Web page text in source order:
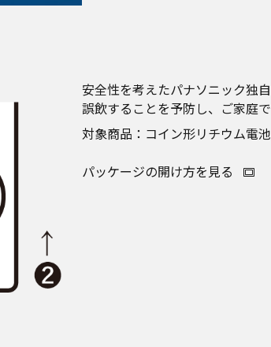
安全性を考えたパナソニック独
誤飲することを予防し、ご家庭
対象商品：コイン形リチウム電
パッケージの開け方を見る